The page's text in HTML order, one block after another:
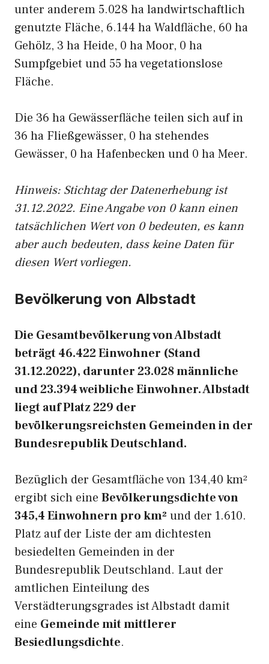
unter anderem 5.028 ha landwirtschaftlich
genutzte Fläche, 6.144 ha Waldfläche, 60 ha
Gehölz, 3 ha Heide, 0 ha Moor, 0 ha
Sumpfgebiet und 55 ha vegetationslose
Fläche.
Die 36 ha Gewässerfläche teilen sich auf in
36 ha Fließgewässer, 0 ha stehendes
Gewässer, 0 ha Hafenbecken und 0 ha Meer.
Hinweis: Stichtag der Datenerhebung ist
31.12.2022. Eine Angabe von 0 kann einen
tatsächlichen Wert von 0 bedeuten, es kann
aber auch bedeuten, dass keine Daten für
diesen Wert vorliegen.
Bevölkerung von Albstadt
Die Gesamtbevölkerung von Albstadt
beträgt 46.422 Einwohner (Stand
31.12.2022), darunter 23.028 männliche
und 23.394 weibliche Einwohner. Albstadt
liegt auf Platz 229 der
bevölkerungsreichsten Gemeinden in der
Bundesrepublik Deutschland.
Bezüglich der Gesamtfläche von 134,40 km²
ergibt sich eine Bevölkerungsdichte von
345,4 Einwohnern pro km² und der 1.610.
Platz auf der Liste der am dichtesten
besiedelten Gemeinden in der
Bundesrepublik Deutschland. Laut der
amtlichen Einteilung des
Verstädterungsgrades ist Albstadt damit
eine Gemeinde mit mittlerer
Besiedlungsdichte.